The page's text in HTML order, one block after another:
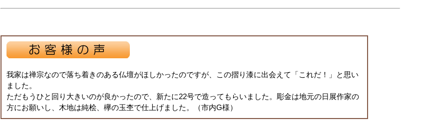
我家は禅宗なので落ち着きのある仏壇がほしかったのですが、この摺り漆に出会えて「これだ！」と思い
ました。
ただもうひと回り大きいのが良かったので、新たに22号で造ってもらいました。彫金は地元の日展作家の
方にお願いし、木地は純桧、欅の玉杢で仕上げました。（市内G様）